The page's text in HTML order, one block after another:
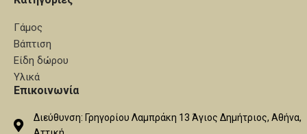
Γάμος
Βάπτιση
Είδη δώρου
Υλικά
Επικοινωνία
Διεύθυνση: Γρηγορίου Λαμπράκη 13 Άγιος Δημήτριος, Αθήνα,